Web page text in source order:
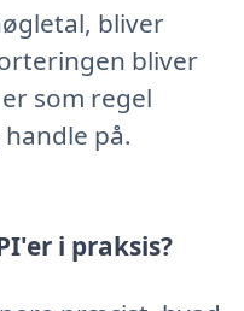
bliver
bliver
som regel
på.
i praksis?